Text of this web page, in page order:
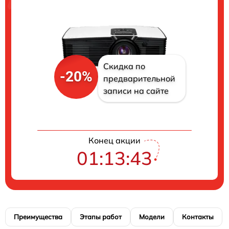
-20%
Скидка по
предварительной
записи на сайте
Конец акции
01:13:43
Преимущества Этапы работ Модели Контакты